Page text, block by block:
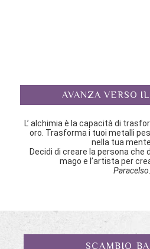
AVANZA VERSO
L’ alchimia è la capacità di
oro. Trasforma i tuoi metalli
nella tua
Decidi di creare la persona che
mago e l’artista per
Paracelso.
SCAMBIO